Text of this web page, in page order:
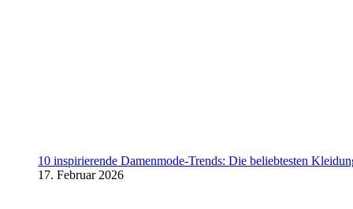
10 inspirierende Damenmode-Trends: Die beliebtesten
17. Februar 2026